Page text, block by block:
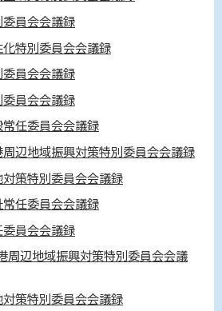
員会会議録
特別委員会会議録
員会会議録
員会会議録
任委員会会議録
辺地域振興対策特別委員会会議録
策特別委員会会議録
任委員会会議録
員会会議録
辺地域振興対策特別委員会会議
策特別委員会会議録